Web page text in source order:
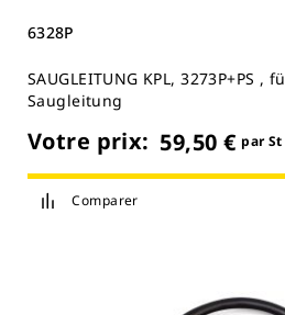
6328P
SAUGLEITUNG KPL, 3273P+PS ,
Saugleitung
Votre prix: 59,50 € par St
Comparer